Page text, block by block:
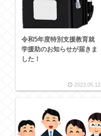
令和5年度特別支援教育就
学援助のお知らせが届きま
した！
2023.05.12